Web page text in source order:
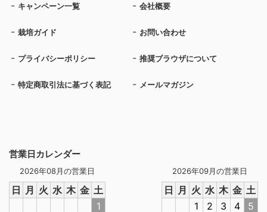
営業日カレンダー
2026年08月の営業日
日 月 火 水 木 金 土
1
2026年09月の営業日
日 月 火 水 木 金 土
1
2 3 4
5
キャンペーン一覧 会社概要
栽培ガイド お問い合わせ
プライバシーポリシー 推奨ブラウザについて
特定商取引法に基づく表記 メールマガジン